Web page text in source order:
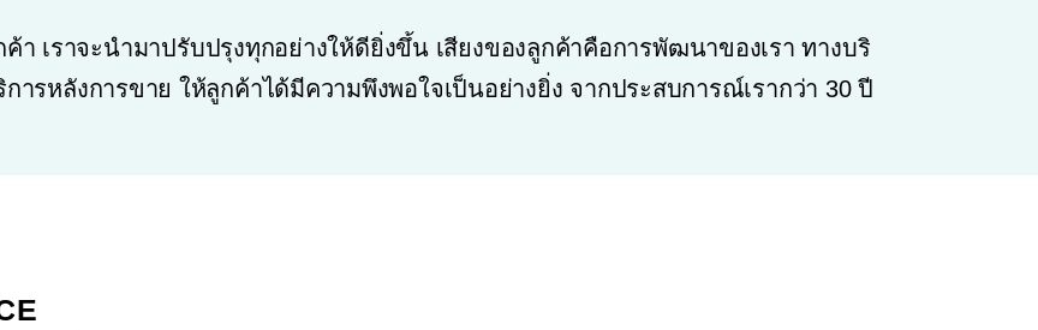
เราจะนำมาปรับปรุงทุกอย่างให้ดียิ่งขึ้น เสียงของลูกค้าคือการพัฒนาของเรา ทางบริ
ารหลังการขาย ให้ลูกค้าได้มีความพึงพอใจเป็นอย่างยิ่ง จากประสบการณ์เรากว่า 30 ปี